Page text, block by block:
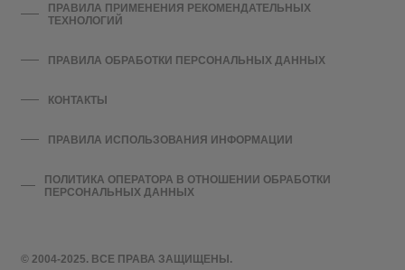
© 2004-2025. ВСЕ ПРАВА ЗАЩИЩЕНЫ.
ПРАВИЛА ПРИМЕНЕНИЯ РЕКОМЕНДАТЕЛЬНЫХ
ТЕХНОЛОГИЙ
ПРАВИЛА ОБРАБОТКИ ПЕРСОНАЛЬНЫХ ДАННЫХ
КОНТАКТЫ
ПРАВИЛА ИСПОЛЬЗОВАНИЯ ИНФОРМАЦИИ
ПОЛИТИКА ОПЕРАТОРА В ОТНОШЕНИИ ОБРАБОТКИ
ПЕРСОНАЛЬНЫХ ДАННЫХ